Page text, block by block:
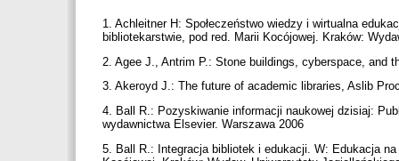
1. Achleitner H: Społeczeństwo wiedzy i wirtualna
bibliotekarstwie, pod red. Marii Kocójowej. Kraków:
2. Agee J., Antrim P.: Stone buildings, cyberspace, and
3. Akeroyd J.: The future of academic libraries, Aslib
4. Ball R.: Pozyskiwanie informacji naukowej dzisiaj:
wydawnictwa Elsevier. Warszawa 2006
5. Ball R.: Integracja bibliotek i edukacji. W: Edukacja